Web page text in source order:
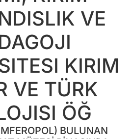
VE TÜRK
FILOLOJISI
ÖĞ
VE
KIRIM
VE TÜRK
ÖĞ
BULUNAN